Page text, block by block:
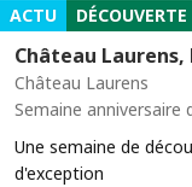
ACTU DÉCOUVERTE
Château
Château Laurens
Semaine anniversaire
Une semaine de
d'exception